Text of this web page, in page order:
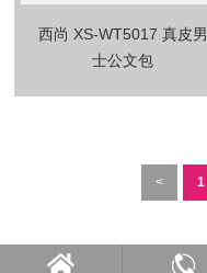
西尚 XS-WT5017 真皮男
士公文包
< 1